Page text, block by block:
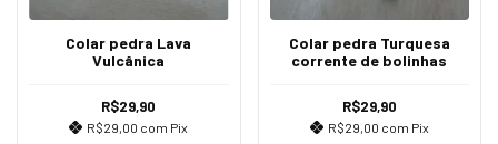
Colar pedra Lava
Vulcânica
R$29,90
R$29,00 com Pix
Colar pedra Turquesa
corrente de bolinhas
R$29,90
R$29,00 com Pix